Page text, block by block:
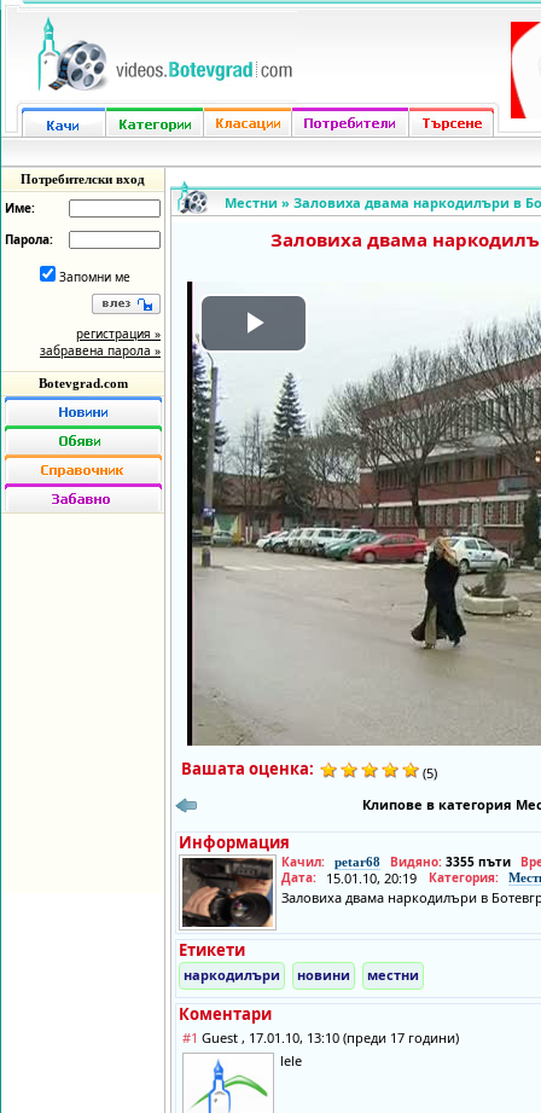
Потребителски вход
Име:
Парола:
Запомни ме
регистрация »
забравена парола »
Botevgrad.com
Местни » Заловиха двама наркодилъри в
Заловиха двама
Play
Video
Вашата оценка:
(5)
Клипове в категория
Информация
Качил: petar68 Видяно: 3355 пъти
Дата:
15.01.10, 20:19 Категория:
Заловиха двама наркодилъри в
Етикети
наркодилъри новини местни
Коментари
#1 Guest , 17.01.10, 13:10 (преди 17 години)
lele